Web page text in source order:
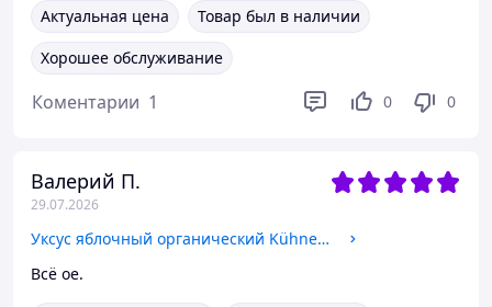
Актуальная цена
Товар был в наличии
Хорошее обслуживание
Коментарии 1 0 0
Валерий П.
29.07.2026
Уксус яблочный органический Kühne BIO нефильтрованный с осадком, 500 мл
Всё ое.